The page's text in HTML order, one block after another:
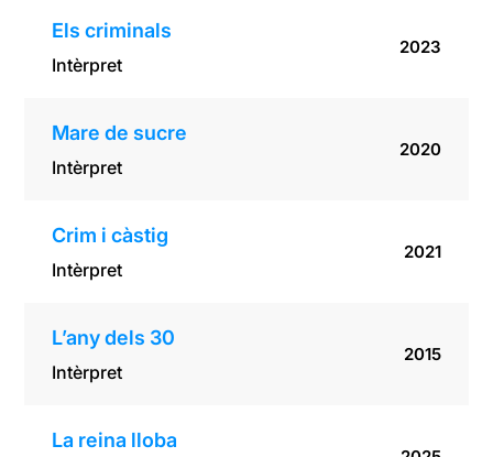
Els criminals
Intèrpret
2023
Mare de sucre
Intèrpret
2020
Crim i càstig
Intèrpret
2021
L’any dels 30
Intèrpret
2015
La reina lloba